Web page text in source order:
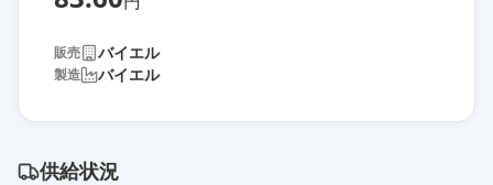
販売 バイエル
製造 バイエル
供給状況